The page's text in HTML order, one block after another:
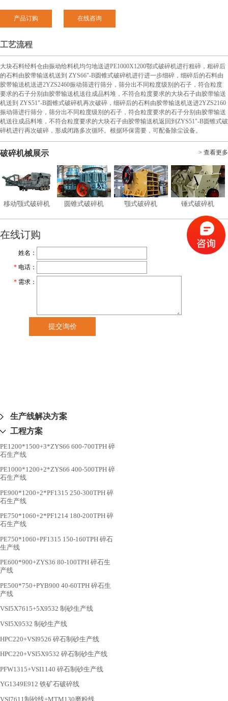
产品订购 在线咨询
工艺流程
大块石料经料仓由振动给料机均匀地送进PE1000X1200鄂式破碎机进行粗碎，粗碎后
的石料由胶带输送机送到 ZYS66"-B圆锥式破碎机进行进一步细碎，细碎后的石料由
胶带输送机送进2YZS2460振动筛进行筛分，筛分出不同粒度级别的石子，符合粒度
要求的石子分别由胶带输送机送往成品料堆，不符合粒度要求的大块石子由胶带输送
机送到 ZYS51"-B圆锥式破碎机再次破碎，细碎后的石料由胶带输送机送进2YZS2160
振动筛进行筛分，筛分出不同粒度级别的石子，符合粒度要求的石子分别由胶带输送
机送往成品料堆，不符合粒度要求的大块石子由胶带输送机返回到ZYS51"-B圆锥式破
碎机进行再次破碎，形成闭路多次循环。根据环保需要，可配备除尘设备。
破碎机械展示 > 查看更多
移动颚式破碎机 圆锥式破碎机 颚式破碎机 锤式破碎机
生产线解决方案
工程方案
PE1200*1500+3*ZYS66 600-700TPH 碎
石生产线
PE1000*1200+2*ZYS66 400-500TPH 碎
石生产线
PE900*1200+2*PF1315 250-300TPH 碎
石生产线
PE750*1060+2*PF1214 180-200TPH 碎
石生产线
PE750*1060+PF1315 150-160TPH 碎石
生产线
PE600*900+ZYS36 80-100TPH 碎石生
产线
PE500*750+PYB900 40-60TPH 碎石生
产线
VSI5X7615+5X9532 制砂生产线
VSI5X9532 制砂生产线
HPC220+VSI9526 碎石制砂生产线
HPC220+VSI5X9532 碎石制砂生产线
PFW1315+VSI1140 碎石制砂生产线
YG1349E912 铁矿石破碎线
VSI7611制砂线+MTM130磨粉线